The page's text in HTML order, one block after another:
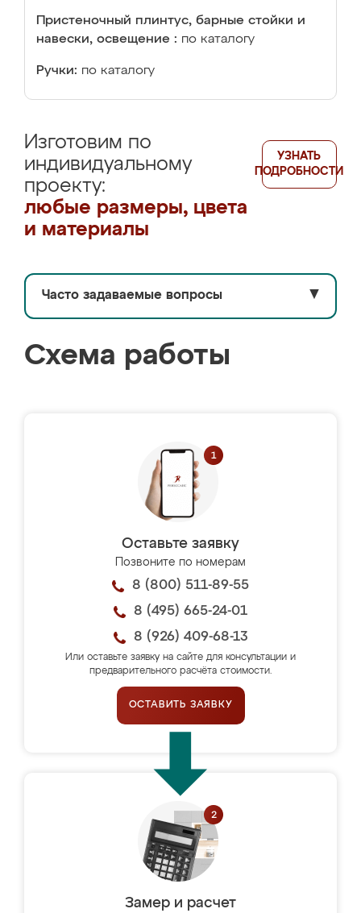
Пристеночный плинтус, барные стойки и
навески, освещение : по каталогу
Ручки: по каталогу
Изготовим по
индивидуальному
проекту:
любые размеры, цвета
и материалы
УЗНАТЬ
ПОДРОБНОСТИ
Часто задаваемые вопросы ▼
Схема работы
Оставьте заявку
Позвоните по номерам
8 (800) 511-89-55
8 (495) 665-24-01
8 (926) 409-68-13
Или оставьте заявку на сайте для консультации и
предварительного расчёта стоимости.
ОСТАВИТЬ ЗАЯВКУ
Замер и расчет